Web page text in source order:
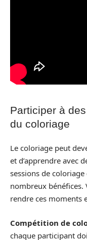
Participer à
du coloriage
Le coloriage peut
et d’apprendre avec
sessions de
nombreux bénéfices.
rendre ces moments
Compétition de
chaque participant